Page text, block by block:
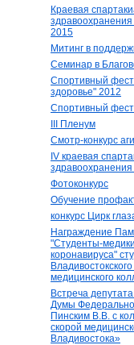
Краевая
2015
Митинг в
Семинар в
Спортивный
здоровье" 2012
Спортивный
III Пленум
Смотр-конкурс
IV краевая
Фотоконкурс
Обучение
конкурс Цирк
Награждение
"Студенты-
коронавируса"
медицинского
Встреча
Думы
Пинским В.В. с
скорой
Владивостока»